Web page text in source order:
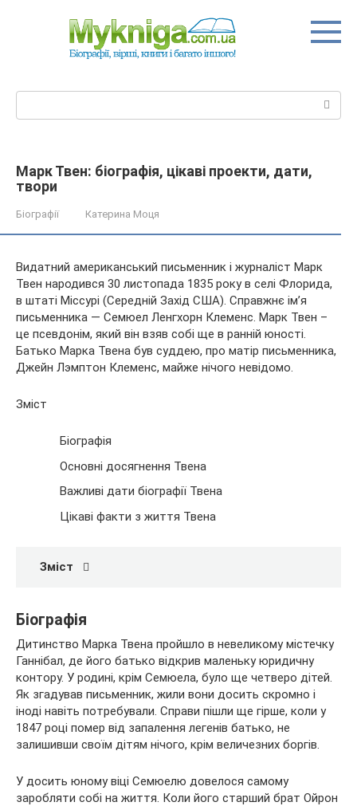
Марк Твен: біографія, цікаві проекти, дати,
твори
Біографії Катерина Моця
Видатний американський письменник і журналіст Марк
Твен народився 30 листопада 1835 року в селі Флорида,
в штаті Міссурі (Середній Захід США). Справжнє ім’я
письменника — Семюел Ленгхорн Клеменс. Марк Твен –
це псевдонім, який він взяв собі ще в ранній юності.
Батько Марка Твена був суддею, про матір письменника,
Джейн Лэмптон Клеменс, майже нічого невідомо.
Зміст
Біографія
Основні досягнення Твена
Важливі дати біографії Твена
Цікаві факти з життя Твена
Зміст
Біографія
Дитинство Марка Твена пройшло в невеликому містечку
Ганнібал, де його батько відкрив маленьку юридичну
контору. У родині, крім Семюела, було ще четверо дітей.
Як згадував письменник, жили вони досить скромно і
іноді навіть потребували. Справи пішли ще гірше, коли у
1847 році помер від запалення легенів батько, не
залишивши своїм дітям нічого, крім величезних боргів.
У досить юному віці Семюелю довелося самому
заробляти собі на життя. Коли його старший брат Ойрон